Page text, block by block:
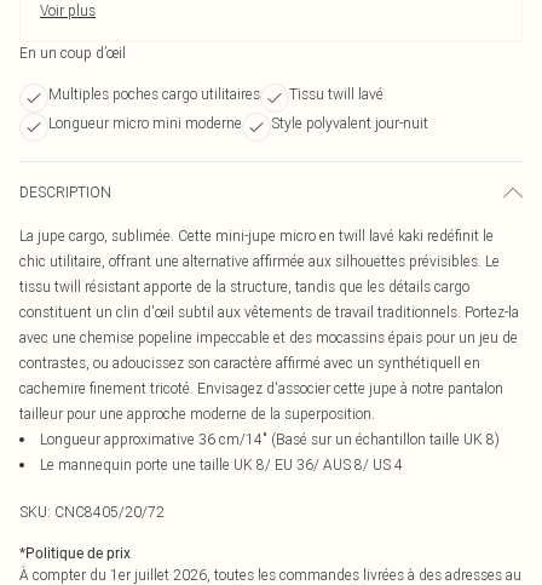
Voir plus
En un coup d’œil
Multiples poches cargo utilitaires
Tissu twill lavé
Longueur micro mini moderne
Style polyvalent jour-nuit
DESCRIPTION
La jupe cargo, sublimée. Cette mini-jupe micro en twill lavé kaki redéfinit le
chic utilitaire, offrant une alternative affirmée aux silhouettes prévisibles. Le
tissu twill résistant apporte de la structure, tandis que les détails cargo
constituent un clin d'œil subtil aux vêtements de travail traditionnels. Portez-la
avec une chemise popeline impeccable et des mocassins épais pour un jeu de
contrastes, ou adoucissez son caractère affirmé avec un synthétiquell en
cachemire finement tricoté. Envisagez d'associer cette jupe à notre pantalon
tailleur pour une approche moderne de la superposition.
Longueur approximative 36 cm/14" (Basé sur un échantillon taille UK 8)
Le mannequin porte une taille UK 8/ EU 36/ AUS 8/ US 4
SKU: CNC8405/20/72
*Politique de prix
À compter du 1er juillet 2026, toutes les commandes livrées à des adresses au